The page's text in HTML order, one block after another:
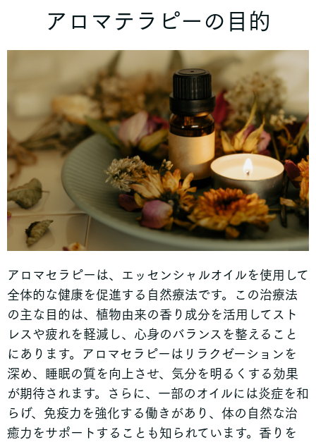
アロマテラピーの目的
アロマセラピーは、エッセンシャルオイルを使用して
全体的な健康を促進する自然療法です。この治療法
の主な目的は、植物由来の香り成分を活用してスト
レスや疲れを軽減し、心身のバランスを整えること
にあります。アロマセラピーはリラクゼーションを
深め、睡眠の質を向上させ、気分を明るくする効果
が期待されます。さらに、一部のオイルには炎症を和
らげ、免疫力を強化する働きがあり、体の自然な治
癒力をサポートすることも知られています。香りを